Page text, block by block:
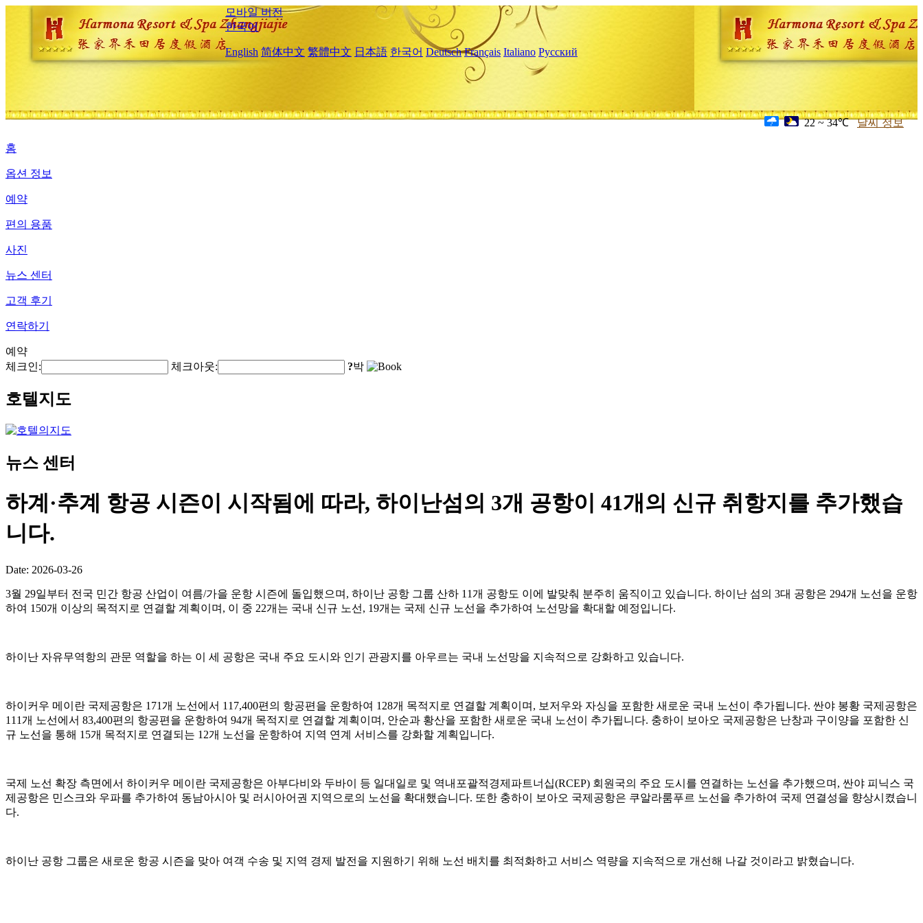
모바일 버전
한국어
English 简体中文 繁體中文 日本語 한국어 Deutsch Français Italiano Русский
22 ~ 34℃ 날씨 정보
홈
옵션 정보
예약
편의 용품
사진
뉴스 센터
고객 후기
연락하기
예약
체크인:
체크아웃: ?박
호텔지도
뉴스 센터
하계·추계 항공 시즌이 시작됨에 따라, 하이난섬의 3개 공항이 41개의 신규 취항지를 추가했습
니다.
Date: 2026-03-26
3월 29일부터 전국 민간 항공 산업이 여름/가을 운항 시즌에 돌입했으며, 하이난 공항 그룹 산하 11개 공항도 이에 발맞춰 분주히 움직이고 있습니다. 하이난 섬의 3대 공항은 294개 노선을 운항
하여 150개 이상의 목적지로 연결할 계획이며, 이 중 22개는 국내 신규 노선, 19개는 국제 신규 노선을 추가하여 노선망을 확대할 예정입니다.
하이난 자유무역항의 관문 역할을 하는 이 세 공항은 국내 주요 도시와 인기 관광지를 아우르는 국내 노선망을 지속적으로 강화하고 있습니다.
하이커우 메이란 국제공항은 171개 노선에서 117,400편의 항공편을 운항하여 128개 목적지로 연결할 계획이며, 보저우와 자싱을 포함한 새로운 국내 노선이 추가됩니다. 싼야 봉황 국제공항은
111개 노선에서 83,400편의 항공편을 운항하여 94개 목적지로 연결할 계획이며, 안순과 황산을 포함한 새로운 국내 노선이 추가됩니다. 충하이 보아오 국제공항은 난창과 구이양을 포함한 신
규 노선을 통해 15개 목적지로 연결되는 12개 노선을 운항하여 지역 연계 서비스를 강화할 계획입니다.
국제 노선 확장 측면에서 하이커우 메이란 국제공항은 아부다비와 두바이 등 일대일로 및 역내포괄적경제파트너십(RCEP) 회원국의 주요 도시를 연결하는 노선을 추가했으며, 싼야 피닉스 국
제공항은 민스크와 우파를 추가하여 동남아시아 및 러시아어권 지역으로의 노선을 확대했습니다. 또한 충하이 보아오 국제공항은 쿠알라룸푸르 노선을 추가하여 국제 연결성을 향상시켰습니
다.
하이난 공항 그룹은 새로운 항공 시즌을 맞아 여객 수송 및 지역 경제 발전을 지원하기 위해 노선 배치를 최적화하고 서비스 역량을 지속적으로 개선해 나갈 것이라고 밝혔습니다.